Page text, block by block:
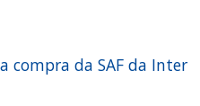
compra da SAF da Inter